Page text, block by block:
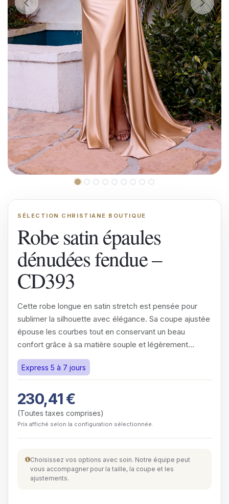
SÉLECTION CHRISTIANE BOUTIQUE
Robe satin épaules
dénudées fendue –
CD393
Cette robe longue en satin stretch est pensée pour
sublimer la silhouette avec élégance. Sa coupe ajustée
épouse les courbes tout en conservant un beau
confort grâce à sa matière souple et légèrement
brillante.Son…
Express 5 à 7 jours
230,41€
(Toutes taxes comprises)
Prix affiché selon la configuration sélectionnée.
Choisissez vos options avec soin. Notre équipe peut
vous accompagner pour la taille, la coupe et les
ajustements.